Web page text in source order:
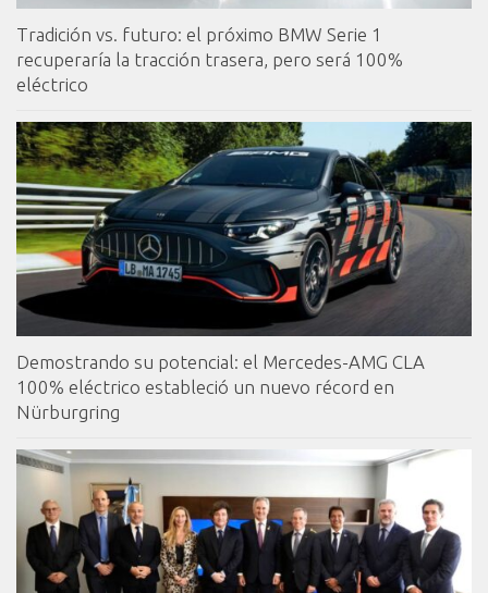
Tradición vs. futuro: el próximo BMW Serie 1
recuperaría la tracción trasera, pero será 100%
eléctrico
Demostrando su potencial: el Mercedes-AMG CLA
100% eléctrico estableció un nuevo récord en
Nürburgring